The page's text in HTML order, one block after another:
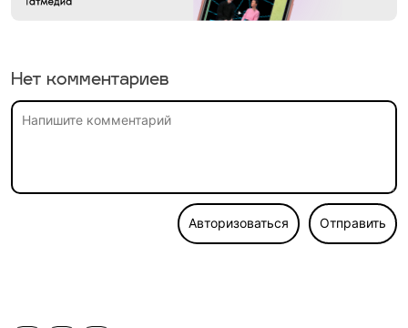
Нет комментариев
Авторизоваться Отправить